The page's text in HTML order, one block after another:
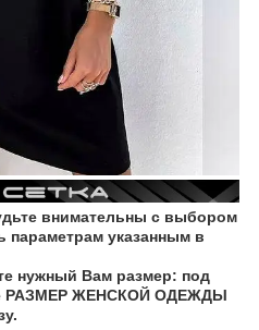
внимательны с выбором
параметрам указанным в
нужный Вам размер: под
РАЗМЕР ЖЕНСКОЙ ОДЕЖДЫ